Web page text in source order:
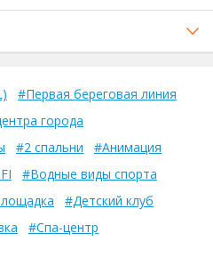
#Первая береговая линия
города
#2 спальни
#Анимация
#Водные виды спорта
#Детский клуб
#Спа-центр